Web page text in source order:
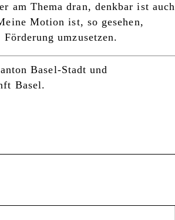
am Thema dran, denkbar ist auch
Motion ist, so gesehen,
umzusetzen.
Basel-Stadt und
Basel.